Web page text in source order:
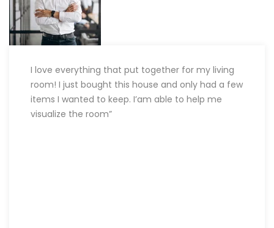
I love everything that put together for my living
room! I just bought this house and only had a few
items I wanted to keep. I’am able to help me
visualize the room”